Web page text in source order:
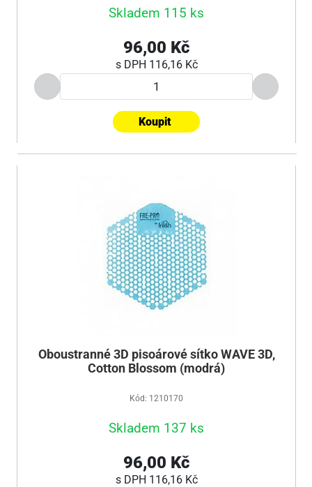
Skladem 115 ks
96,00 Kč
s DPH 116,16 Kč
Koupit
Oboustranné 3D pisoárové sítko WAVE 3D,
Cotton Blossom (modrá)
Kód: 1210170
Skladem 137 ks
96,00 Kč
s DPH 116,16 Kč